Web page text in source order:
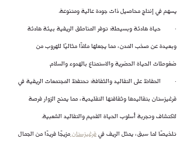
يسهم في إنتاج محاصيل ذات جودة عالية ومتنوعة.
·        حياة هادئة وبسيطة: توفر المناطق الريفية بيئة هادئة
وبعيدة عن صخب المدن، مما يجعلها ملاذًا مثاليًا للهروب من
ضغوطات الحياة الحضرية والاستمتاع بالهدوء والسلام.
·        الحفاظ على التقاليد والثقافة: تحتفظ المجتمعات الريفية في
قرغيزستان بتقاليدها وثقافتها التقليدية، مما يمنح الزوار فرصة
لاكتشاف وتجربة أسلوب الحياة القديم والتقاليد الشعبية.
تلخيصًا لما سبق، يمثل الريف في قرغيزستان مزيجًا فريدًا من الجمال